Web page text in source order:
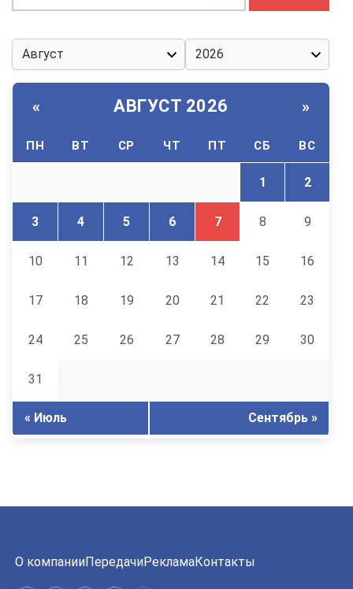
« АВГУСТ 2026 »
ПН ВТ СР ЧТ ПТ СБ ВС
1 2
3 4 5 6 7 8 9
10 11 12 13 14 15 16
17 18 19 20 21 22 23
24 25 26 27 28 29 30
31
« Июль Сентябрь »
О компанииПередачиРекламаКонтакты